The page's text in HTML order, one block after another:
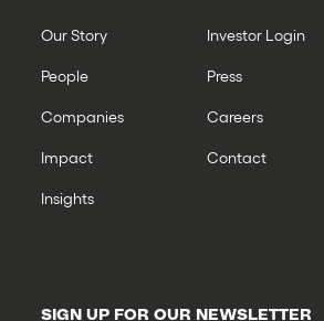
Our Story
People
Companies
Impact
Insights
Investor Login
Press
Careers
Contact
SIGN UP FOR OUR NEWSLETTER